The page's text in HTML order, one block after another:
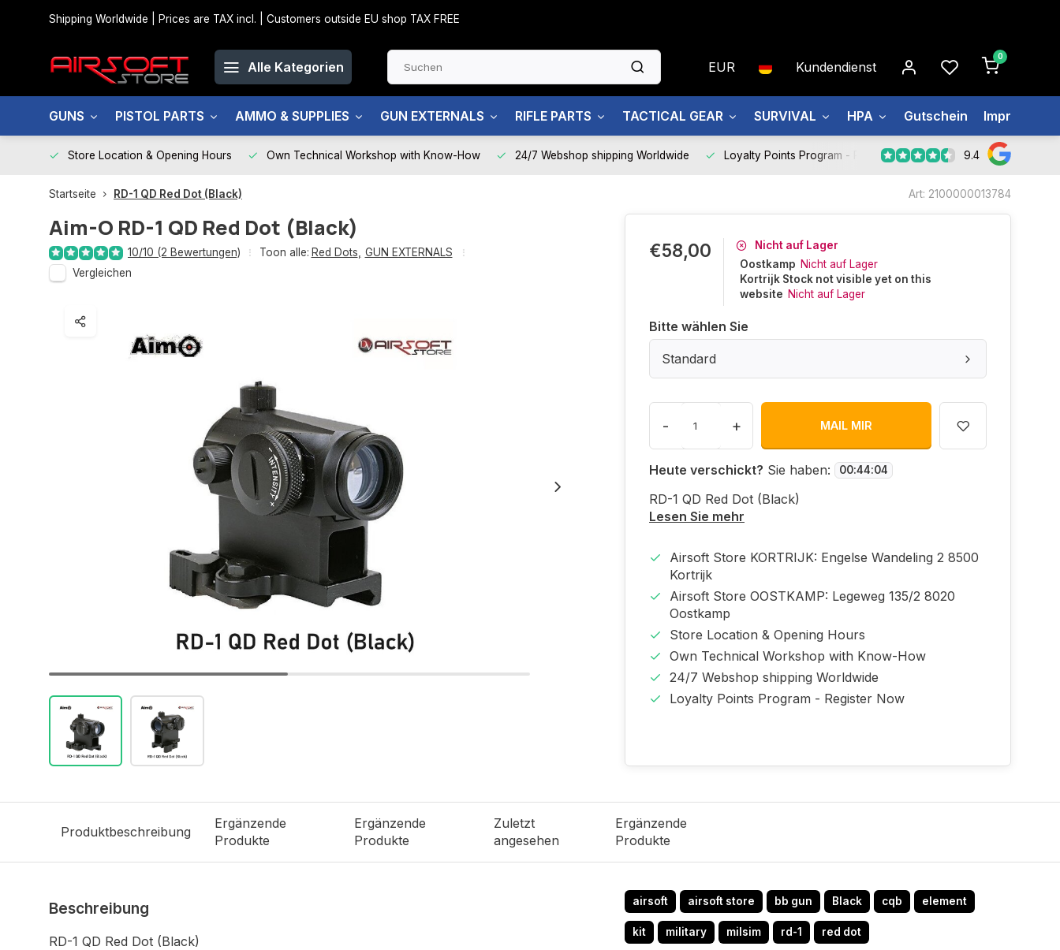
Shipping Worldwide | Prices are TAX incl. | Customers outside EU shop TAX FREE
Alle Kategorien EUR Kundendienst
0
GUNS PISTOL PARTS AMMO & SUPPLIES GUN EXTERNALS RIFLE PARTS TACTICAL GEAR SURVIVAL HPA Gutschein Impressum
Store Location & Opening Hours Own Technical Workshop with Know-How 24/7 Webshop shipping Worldwide Loyalty Points Program - Register Now 9.4
Startseite RD-1 QD Red Dot (Black) Art: 2100000013784
Aim-O RD-1 QD Red Dot (Black)
10/10 (2 Bewertungen) Toon alle: Red Dots
GUN EXTERNALS
Vergleichen
€58,00
Nicht auf Lager
Oostkamp Nicht auf Lager
Kortrijk Stock not visible yet on this
website Nicht auf Lager
Bitte wählen Sie
Standard
- + MAIL MIR
Heute verschickt? Sie haben: 00:44:04
RD-1 QD Red Dot (Black)
Lesen Sie mehr
Airsoft Store KORTRIJK: Engelse Wandeling 2 8500
Kortrijk
Airsoft Store OOSTKAMP: Legeweg 135/2 8020
Oostkamp
Store Location & Opening Hours
Own Technical Workshop with Know-How
24/7 Webshop shipping Worldwide
Loyalty Points Program - Register Now
Produktbeschreibung
Ergänzende
Produkte
Ergänzende
Produkte
Zuletzt
angesehen
Ergänzende
Produkte
Beschreibung
RD-1 QD Red Dot (Black)
airsoft airsoft store bb gun Black cqb element
kit military milsim rd-1 red dot